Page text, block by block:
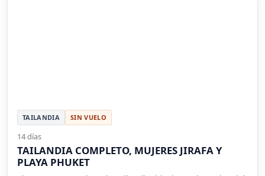
TAILANDIA SIN VUELO
14 días
TAILANDIA COMPLETO, MUJERES JIRAFA Y
PLAYA PHUKET